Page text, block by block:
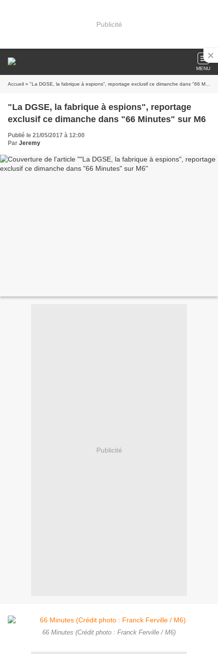
Publicité
MENU
Accueil » "La DGSE, la fabrique à espions", reportage exclusif ce dimanche dans "66 Minutes" sur M6
"La DGSE, la fabrique à espions", reportage
exclusif ce dimanche dans "66 Minutes" sur M6
Publié le 21/05/2017 à 12:00
Par Jeremy
Publicité
66 Minutes (Crédit photo : Franck Ferville / M6)